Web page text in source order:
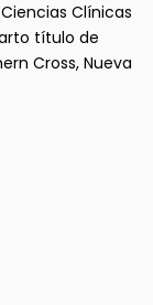
Clínicas
título de
Cross, Nueva